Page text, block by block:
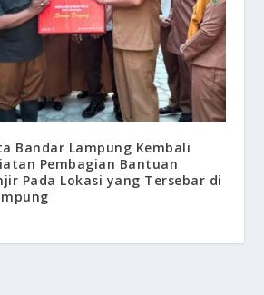
Bandar Lampung Kembali
Pembagian Bantuan
Pada Lokasi yang Tersebar di